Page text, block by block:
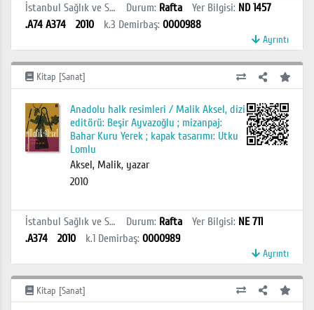
İstanbul Sağlık ve Sosyal Bilimler MYO Kütüphanesi Durum: Rafta Yer Bilgisi: ND 1457
.A74 A374
2010 k.3 Demirbaş: 0000988
Ayrıntı
Kitap [Sanat]
Anadolu halk resimleri / Malik Aksel, dizi
editörü: Beşir Ayvazoğlu ; mizanpaj:
Bahar Kuru Yerek ; kapak tasarımı: Utku
Lomlu
Aksel, Malik, yazar
2010
İstanbul Sağlık ve Sosyal Bilimler MYO Kütüphanesi Durum: Rafta Yer Bilgisi: NE 711
.A374
2010 k.1 Demirbaş: 0000989
Ayrıntı
Kitap [Sanat]